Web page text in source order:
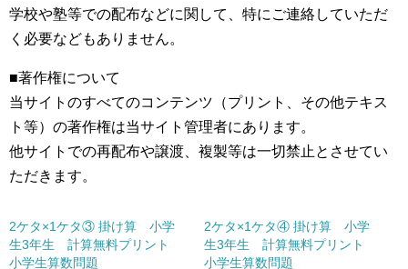
学校や塾等での配布などに関して、特にご連絡していただ
く必要などもありません。
■著作権について
当サイトのすべてのコンテンツ（プリント、その他テキス
ト等）の著作権は当サイト管理者にあります。
他サイトでの再配布や譲渡、複製等は一切禁止とさせてい
ただきます。
2ケタ×1ケタ③ 掛け算 小学
生3年生 計算無料プリント
小学生算数問題
2ケタ×1ケタ④ 掛け算 小学
生3年生 計算無料プリント
小学生算数問題